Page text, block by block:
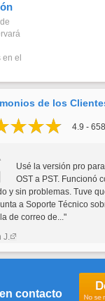
el
de los
4.9 -
Usé la versión pro
OST a PST. Funcionó
y sin problemas. Tuve
a Soporte Técnico
de correo de..."
J.
contacto